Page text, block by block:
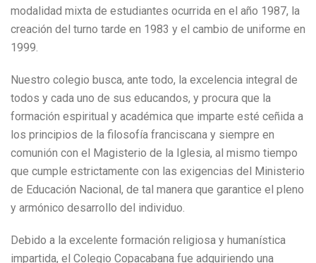
modalidad mixta de estudiantes ocurrida en el año 1987, la
creación del turno tarde en 1983 y el cambio de uniforme en
1999.
Nuestro colegio busca, ante todo, la excelencia integral de
todos y cada uno de sus educandos, y procura que la
formación espiritual y académica que imparte esté ceñida a
los principios de la filosofía franciscana y siempre en
comunión con el Magisterio de la Iglesia, al mismo tiempo
que cumple estrictamente con las exigencias del Ministerio
de Educación Nacional, de tal manera que garantice el pleno
y armónico desarrollo del individuo.
Debido a la excelente formación religiosa y humanística
impartida, el Colegio Copacabana fue adquiriendo una